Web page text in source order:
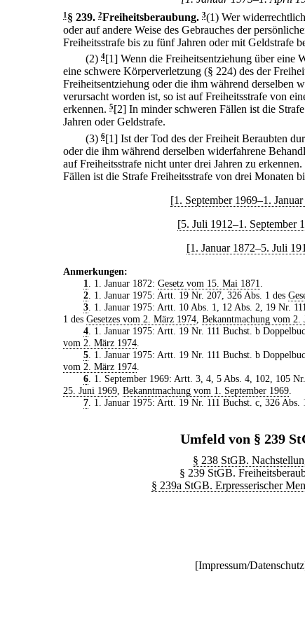
1 § 239. 2Freiheitsberaubung. 3(1) Wer
oder auf andere Weise des Gebrauches der
Freiheitsstrafe bis zu fünf Jahren oder mit Geldstrafe
(2) 4[1] Wenn die Freiheitsentziehung über eine
eine schwere Körperverletzung (§ 224) des der
Freiheitsentziehung oder die ihm während derselben
verursacht worden ist, so ist auf Freiheitsstrafe von
erkennen. 5[2] In minder schweren Fällen ist die
Jahren oder Geldstrafe.
(3) 6[1] Ist der Tod des der Freiheit Beraubten
oder die ihm während derselben widerfahrene
auf Freiheitsstrafe nicht unter drei Jahren zu erkennen.
Fällen ist die Strafe Freiheitsstrafe von drei Monaten
[1. September 1969–1.
[5. Juli 1912–1. September
[1. Januar 1872–5. Juli
Anmerkungen:
1
. 1. Januar 1872: Gesetz vom 15. Mai 1871
2. 1. Januar 1975: Artt. 19 Nr. 207, 326 Abs. 1 des
3. 1. Januar 1975: Artt. 10 Abs. 1, 12 Abs. 2, 19 Nr.
1 des Gesetzes vom 2. März 1974 Bekanntmachung vom 2.
4. 1. Januar 1975: Artt. 19 Nr. 111 Buchst. b
vom 2. März 1974
5. 1. Januar 1975: Artt. 19 Nr. 111 Buchst. b
vom 2. März 1974
6. 1. September 1969: Artt. 3, 4, 5 Abs. 4, 102, 105
25. Juni 1969 Bekanntmachung vom 1. September 1969
7. 1. Januar 1975: Artt. 19 Nr. 111 Buchst. c, 326 Abs.
Umfeld von § 239
§ 238 StGB.
§ 239 StGB.
§ 239a StGB. Erpresserischer
[Impressum/Datenschutz